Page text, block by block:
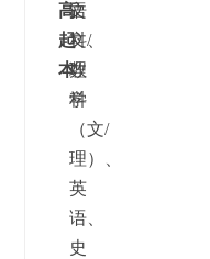
高
起
本
文
科/
理
科
语
文、
数
学
（文/
理）、
英
语、
史